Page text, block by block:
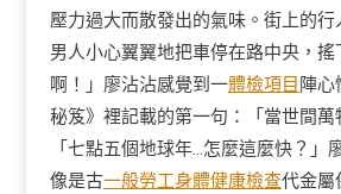
壓力過大而散發出的氣味。街上的
男人小心翼翼地把車停在路中央，
啊！」廖沾沾感覺到一體檢項目 陣
秘笈》裡記載的第一句：「當世間
「七點五個地球年…怎麼這麼快？
像是古一般勞工身體健康檢查代金屬